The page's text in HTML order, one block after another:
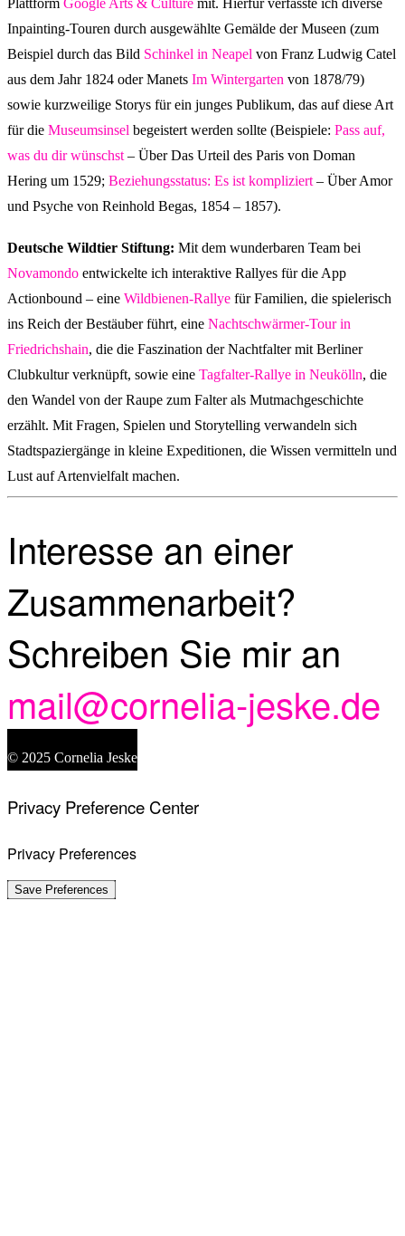
Inpainting-Touren durch ausgewählte Gemälde der Museen (zum
Beispiel durch das Bild Schinkel in Neapel von Franz Ludwig Catel
aus dem Jahr 1824 oder Manets Im Wintergarten von 1878/79)
sowie kurzweilige Storys für ein junges Publikum, das auf diese Art
für die Museumsinsel begeistert werden sollte (Beispiele: Pass auf,
was du dir wünschst – Über Das Urteil des Paris von Doman
Hering um 1529; Beziehungsstatus: Es ist kompliziert – Über Amor
und Psyche von Reinhold Begas, 1854 – 1857).
Deutsche Wildtier Stiftung: Mit dem wunderbaren Team bei
Novamondo entwickelte ich interaktive Rallyes für die App
Actionbound – eine Wildbienen-Rallye für Familien, die spielerisch
ins Reich der Bestäuber führt, eine Nachtschwärmer-Tour in
Friedrichshain, die die Faszination der Nachtfalter mit Berliner
Clubkultur verknüpft, sowie eine Tagfalter-Rallye in Neukölln, die
den Wandel von der Raupe zum Falter als Mutmachgeschichte
erzählt. Mit Fragen, Spielen und Storytelling verwandeln sich
Stadtspaziergänge in kleine Expeditionen, die Wissen vermitteln und
Lust auf Artenvielfalt machen.
Interesse an einer
Zusammenarbeit?
Schreiben Sie mir an
mail@cornelia-jeske.de
© 2025 Cornelia Jeske
Privacy Preference Center
Privacy Preferences